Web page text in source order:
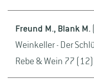
Freund M., Blank M.
Weinkeller - Der
Rebe & Wein 77 (12)